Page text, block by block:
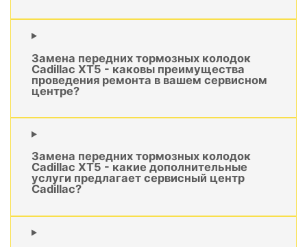
Замена передних тормозных колодок
Cadillac XT5 - каковы преимущества
проведения ремонта в вашем сервисном
центре?
Замена передних тормозных колодок
Cadillac XT5 - какие дополнительные
услуги предлагает сервисный центр
Cadillac?